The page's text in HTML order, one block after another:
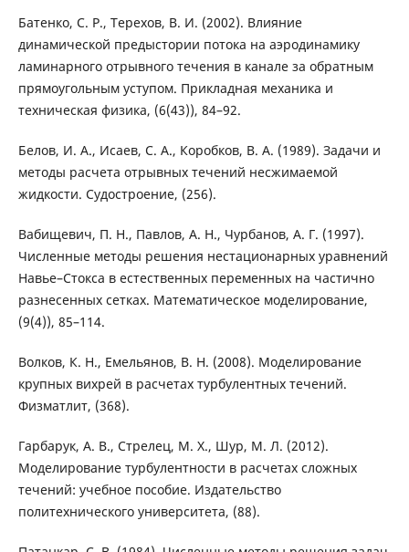
Батенко, С. Р., Терехов, В. И. (2002). Влияние
динамической предыстории потока на аэродинамику
ламинарного отрывного течения в канале за обратным
прямоугольным уступом. Прикладная механика и
техническая физика, (6(43)), 84–92.
Белов, И. А., Исаев, С. А., Коробков, В. А. (1989). Задачи и
методы расчета отрывных течений несжимаемой
жидкости. Судостроение, (256).
Вабищевич, П. Н., Павлов, А. Н., Чурбанов, А. Г. (1997).
Численные методы решения нестационарных уравнений
Навье–Стокса в естественных переменных на частично
разнесенных сетках. Математическое моделирование,
(9(4)), 85–114.
Волков, К. Н., Емельянов, В. Н. (2008). Моделирование
крупных вихрей в расчетах турбулентных течений.
Физматлит, (368).
Гарбарук, А. В., Стрелец, М. Х., Шур, М. Л. (2012).
Моделирование турбулентности в расчетах сложных
течений: учебное пособие. Издательство
политехнического университета, (88).